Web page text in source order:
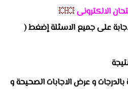
الالكترونى💥💥
على جميع الاسئلة إضغط (
و عرض الاجابات الصحيحة و